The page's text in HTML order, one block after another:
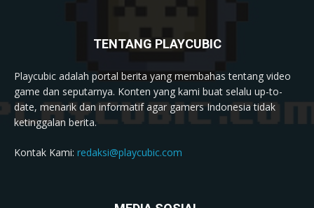
TENTANG PLAYCUBIC
Playcubic adalah portal berita yang membahas tentang video
game dan seputarnya. Konten yang kami buat selalu up-to-
date, menarik dan informatif agar gamers Indonesia tidak
ketinggalan berita.
Kontak Kami: redaksi@playcubic.com